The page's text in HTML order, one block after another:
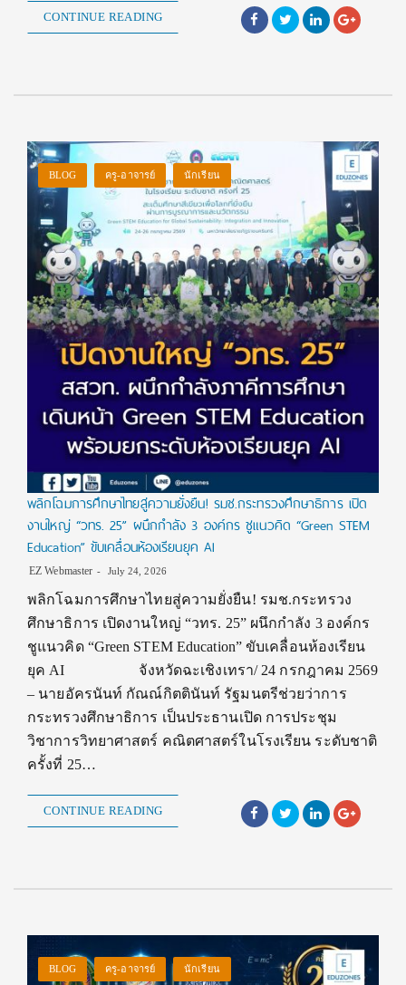
CONTINUE READING
BLOG ครู-อาจารย์ นักเรียน
พลิกโฉมการศึกษาไทยสู่ความยั่งยืน! รมช.กระทรวงศึกษาธิการ เปิด
งานใหญ่ “วทร. 25” ผนึกกำลัง 3 องค์กร ชูแนวคิด “Green STEM
Education” ขับเคลื่อนห้องเรียนยุค AI
EZ Webmaster July 24, 2026
พลิกโฉมการศึกษาไทยสู่ความยั่งยืน! รมช.กระทรวง
ศึกษาธิการ เปิดงานใหญ่ “วทร. 25” ผนึกกำลัง 3 องค์กร
ชูแนวคิด “Green STEM Education” ขับเคลื่อนห้องเรียน
ยุค AI จังหวัดฉะเชิงเทรา/ 24 กรกฎาคม 2569
– นายอัครนันท์ กัณณ์กิตตินันท์ รัฐมนตรีช่วยว่าการ
กระทรวงศึกษาธิการ เป็นประธานเปิด การประชุม
วิชาการวิทยาศาสตร์ คณิตศาสตร์ในโรงเรียน ระดับชาติ
ครั้งที่ 25…
CONTINUE READING
BLOG ครู-อาจารย์ นักเรียน